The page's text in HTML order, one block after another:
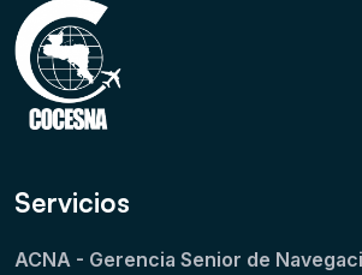
Servicios
ACNA - Gerencia Senior de